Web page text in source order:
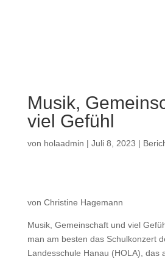
Musik,
viel Gefühl
von holaadmin | Juli 8, 2023 |
von Christine Hagemann
Musik, Gemeinschaft und viel
man am besten das Schulkonzert
Landesschule Hanau (HOLA), das